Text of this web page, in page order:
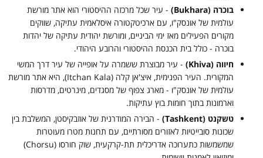
בוכרה (Bukhara)
- עיר שכל מרכזה ההיסטורי הוא אתר מורשת
עולמית של אונסק"ו, עם ארכיטקטורה איסלאמית עתיקה, שווקים
מקורים הפעילים מאז ימי הביניים, ומורשת יהודית עתיקה של יהדות
בוכרה - כולל בית הכנסת ההיסטורי והרובע היהודי.
חיווה (Khiva)
- עיר מבוצרת ששמרה על אופייה של עיר דרך המשי
המקורית. העיר הפנימית, איצ'אן קלה (Itchan Kala), היא אתר מורשת
עולמית של אונסק"ו - מארג צפוף של מסגדים, מינרטים, מדרסות
וארמונות בתוך חומות בוץ עתיקות.
טשקנט (Tashkent)
- הבירה המודרנית של אוזבקיסטן, המשלבת בין
שכונות סובייטיות לאזורים מסורתיים, עם תחנות מטרו מעוטרות
שמשמשות כתערוכה אדריכלית תת-קרקעית, שוק חורסו (Chorsu)